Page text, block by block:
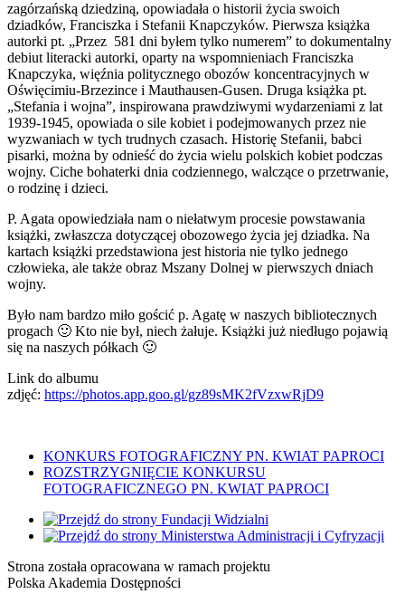
zagórzańską dziedziną, opowiadała o historii życia swoich
dziadków, Franciszka i Stefanii Knapczyków. Pierwsza książka
autorki pt. „Przez 581 dni byłem tylko numerem” to dokumentalny
debiut literacki autorki, oparty na wspomnieniach Franciszka
Knapczyka, więźnia politycznego obozów koncentracyjnych w
Oświęcimiu-Brzezince i Mauthausen-Gusen. Druga książka pt.
„Stefania i wojna”, inspirowana prawdziwymi wydarzeniami z lat
1939-1945, opowiada o sile kobiet i podejmowanych przez nie
wyzwaniach w tych trudnych czasach. Historię Stefanii, babci
pisarki, można by odnieść do życia wielu polskich kobiet podczas
wojny. Ciche bohaterki dnia codziennego, walczące o przetrwanie,
o rodzinę i dzieci.
P. Agata opowiedziała nam o niełatwym procesie powstawania
książki, zwłaszcza dotyczącej obozowego życia jej dziadka. Na
kartach książki przedstawiona jest historia nie tylko jednego
człowieka, ale także obraz Mszany Dolnej w pierwszych dniach
wojny.
Było nam bardzo miło gościć p. Agatę w naszych bibliotecznych
progach 🙂 Kto nie był, niech żałuje. Książki już niedługo pojawią
się na naszych półkach 🙂
Link do albumu
zdjęć: https://photos.app.goo.gl/gz89sMK2fVzxwRjD9
Nawigacja
wpisu
KONKURS FOTOGRAFICZNY PN. KWIAT PAPROCI
ROZSTRZYGNIĘCIE KONKURSU
FOTOGRAFICZNEGO PN. KWIAT PAPROCI
Strona została opracowana w ramach projektu
Polska Akademia Dostępności